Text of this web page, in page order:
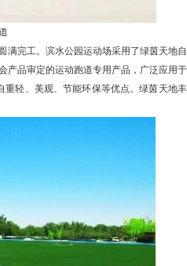
完工。滨水公园运动场采用了绿茵天地
产品审定的运动跑道专用产品，广泛应用
轻、美观、节能环保等优点。绿茵天地